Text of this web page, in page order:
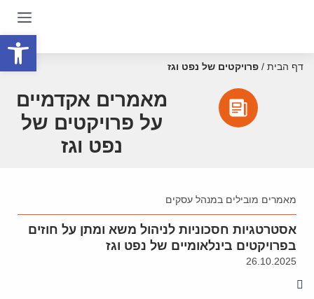
דף הבית / פרויקטים של נפט וגז
מאמרים אקדמיים
על פרויקטים של
נפט וגז
מאמרים מובילים במנהל עסקים
אסטרטגיות חסכוניות לניהול משא ומתן על חוזים
בפרויקטים בינלאומיים של נפט וגז
26.10.2025
פתח